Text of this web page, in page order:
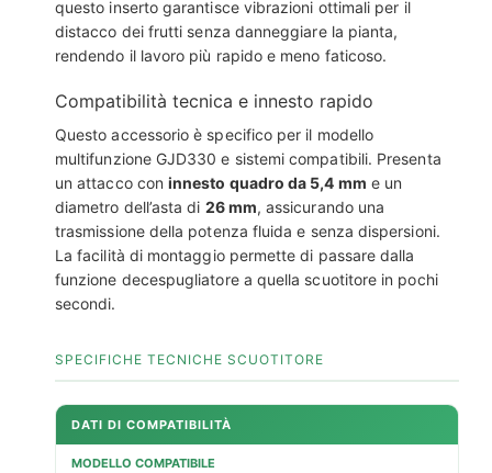
questo inserto garantisce vibrazioni ottimali per il
distacco dei frutti senza danneggiare la pianta,
rendendo il lavoro più rapido e meno faticoso.
Compatibilità tecnica e innesto rapido
Questo accessorio è specifico per il modello
multifunzione GJD330 e sistemi compatibili. Presenta
un attacco coninnesto quadro da 5,4 mm e un
diametro dell’asta di 26 mm, assicurando una
trasmissione della potenza fluida e senza dispersioni.
La facilità di montaggio permette di passare dalla
funzione decespugliatore a quella scuotitore in pochi
secondi.
SPECIFICHE TECNICHE SCUOTITORE
DATI DI COMPATIBILITÀ
MODELLO COMPATIBILE